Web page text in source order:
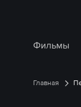
Фильмы
Главная